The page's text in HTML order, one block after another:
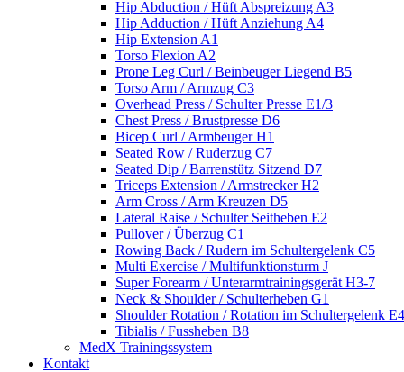
Hip Abduction / Hüft Abspreizung A3
Hip Adduction / Hüft Anziehung A4
Hip Extension A1
Torso Flexion A2
Prone Leg Curl / Beinbeuger Liegend B5
Torso Arm / Armzug C3
Overhead Press / Schulter Presse E1/3
Chest Press / Brustpresse D6
Bicep Curl / Armbeuger H1
Seated Row / Ruderzug C7
Seated Dip / Barrenstütz Sitzend D7
Triceps Extension / Armstrecker H2
Arm Cross / Arm Kreuzen D5
Lateral Raise / Schulter Seitheben E2
Pullover / Überzug C1
Rowing Back / Rudern im Schultergelenk C5
Multi Exercise / Multifunktionsturm J
Super Forearm / Unterarmtrainingsgerät H3-7
Neck & Shoulder / Schulterheben G1
Shoulder Rotation / Rotation im Schultergelenk
Tibialis / Fussheben B8
MedX Trainingssystem
Kontakt